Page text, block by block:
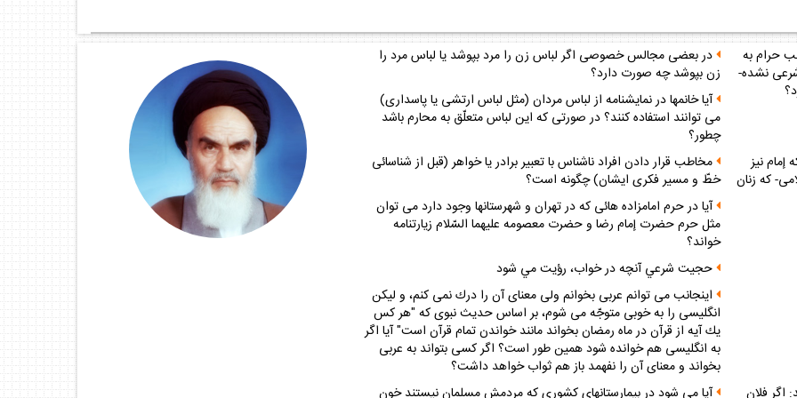
حرام به
نشده-
در بعضى مجالس خصوصى اگر لباس زن را مرد بپوشد يا لباس مرد را
زن بپوشد چه صورت دارد؟
آيا خانمها در نمايشنامه از لباس مردان (مثل لباس ارتشى يا پاسدارى)
مى ‏توانند استفاده كنند؟ در صورتى كه اين لباس متعلّق به محارم باشد
چطور؟
نيز
كه زنان
مخاطب قرار دادن افراد ناشناس با تعبير برادر يا خواهر (قبل از شناسائى
خطّ و مسير فكرى ايشان) چگونه است؟
آيا در حرم امامزاده ‏هائى كه در تهران و شهرستانها وجود دارد مى ‏توان
مثل حرم حضرت إمام رضا و حضرت معصومه عليهما السّلام زيارتنامه
خواند؟
حجيت شرعي آنچه در خواب، رؤيت مي شود
اينجانب مى‏ توانم عربى بخوانم ولى معناى آن را درك نمى‏ كنم، و ليكن
انگليسى را به خوبى متوجّه مى ‏شوم، بر اساس حديث نبوى كه "هر كس
يك آيه از قرآن در ماه رمضان بخواند مانند خواندن تمام قرآن است" آيا اگر
به انگليسى هم خوانده شود همين طور است؟ اگر كسى بتواند به عربى
بخواند و معناى آن را نفهمد باز هم ثواب خواهد داشت؟
اگر فلان
آيا مى ‏شود در بيمارستانهاى كشورى كه مردمش مسلمان نيستند خون